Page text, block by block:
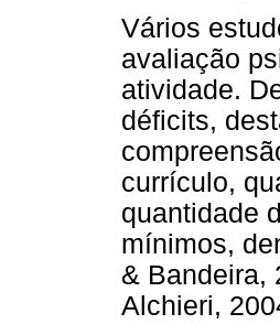
Vários
avaliação
atividade.
déficits,
currículo,
quantidade
mínimos,
& Bandeira,
Alchieri,